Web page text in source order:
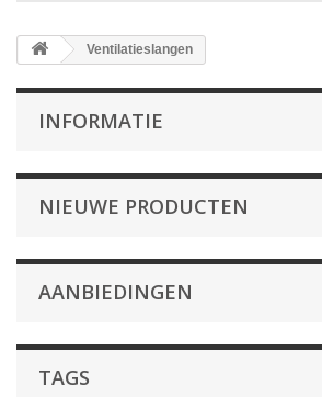
Ventilatieslangen
INFORMATIE
NIEUWE PRODUCTEN
AANBIEDINGEN
TAGS